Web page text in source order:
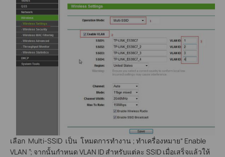
เลือก Multi-SSID เป็น โหมดการทํางาน ; ทำเครื่องหมาย“ Enable
VLAN ”; จากนั้นกำหนด VLAN ID สำหรับแต่ละ SSID เมื่อเสร็จแล้วให้